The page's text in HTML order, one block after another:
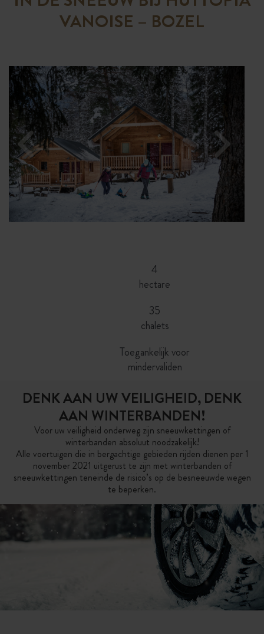
VANOISE – BOZEL
4
hectare
35
chalets
Toegankelijk voor
mindervaliden
DENK AAN UW VEILIGHEID, DENK
AAN WINTERBANDEN!
Voor uw veiligheid onderweg zijn sneeuwkettingen of
winterbanden absoluut noodzakelijk!
Alle voertuigen die in bergachtige gebieden rijden dienen per 1
november 2021 uitgerust te zijn met winterbanden of
sneeuwkettingen teneinde de risico’s op de besneeuwde wegen
te beperken.